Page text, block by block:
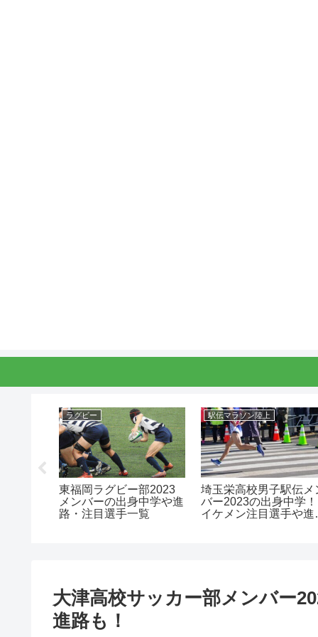
ラグビー
東福岡ラグビー部2023
メンバーの出身中学や進
路・注目選手一覧
駅伝マラソン陸上
埼玉栄高校男子駅伝メ
バー2023の出身中学！
イケメン注目選手や進
大津高校サッカー部メンバー
進路も！